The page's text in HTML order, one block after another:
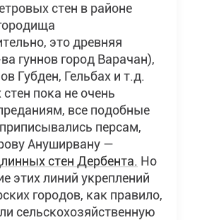
стен в районе
это древняя
гуннов город Варачан),
Губден, Гельбах и т.д.
стен пока не очень
все подобные
персам,
Ануширвану —
стен Дербента. Но
этих линий укреплений
городов, как правило,
сельскохозяйственную